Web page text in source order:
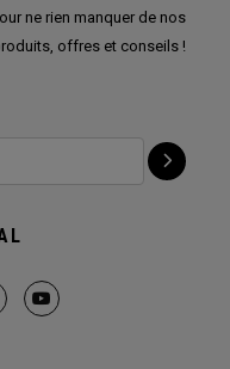
ne rien manquer de nos
offres et conseils !